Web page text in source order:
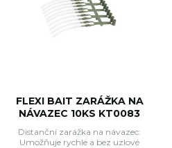
FLEXI BAIT ZARÁŽKA NA
NÁVAZEC 10KS KT0083
Distanční zarážka na návazec:
Umožňuje rychle a bez uzlové